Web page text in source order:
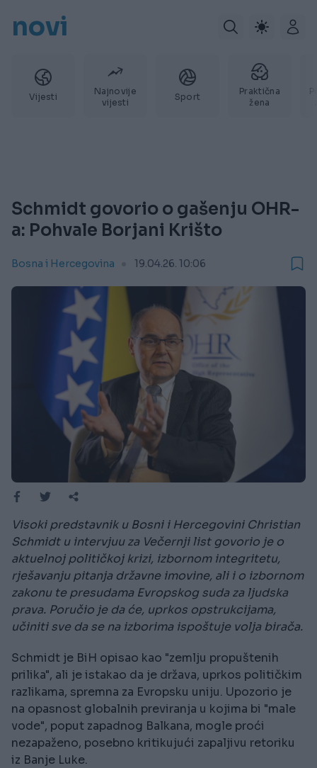
novi
Vijesti
Najnovije
vijesti
Sport
Praktična
žena
Schmidt govorio o gašenju OHR-
a: Pohvale Borjani Krišto
Bosna i Hercegovina 19.04.26. 10:06
Visoki predstavnik u Bosni i Hercegovini Christian
Schmidt u intervjuu za Večernji list govorio je o
aktuelnoj političkoj krizi, izbornom integritetu,
rješavanju pitanja državne imovine, ali i o izbornom
zakonu te presudama Evropskog suda za ljudska
prava. Poručio je da će, uprkos opstrukcijama,
učiniti sve da se na izborima ispoštuje volja birača.
Schmidt je BiH opisao kao "zemlju propuštenih
prilika", ali je istakao da je država, uprkos političkim
razlikama, spremna za Evropsku uniju. Upozorio je
na opasnost globalnih previranja u kojima bi "male
vode", poput zapadnog Balkana, mogle proći
nezapaženo, posebno kritikujući zapaljivu retoriku
iz Banje Luke.